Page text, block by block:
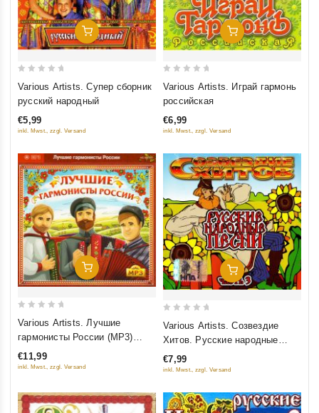
Добавить В Корзину
5
Various Artists. Супер сборник
русский народный
€5,99
inkl. Mwst., zzgl. Versand
Добавить В Корзину
5
Various Artists. Играй гармонь
российская
€6,99
inkl. Mwst., zzgl. Versand
Добавить В Корзину
5
Various Artists. Лучшие
гармонисты России (MP3)
(Подарочное издание)
€11,99
inkl. Mwst., zzgl. Versand
Добавить В Корзину
5
Various Artists. Созвездие
Хитов. Русские народные
песни. Выпуск 3
€7,99
inkl. Mwst., zzgl. Versand